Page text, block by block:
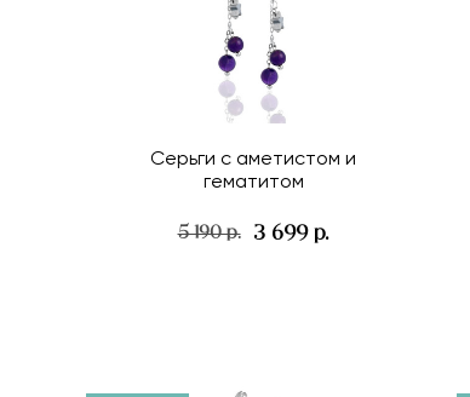
Серьги с аметистом и
гематитом
5 190 р. 3 699 р.